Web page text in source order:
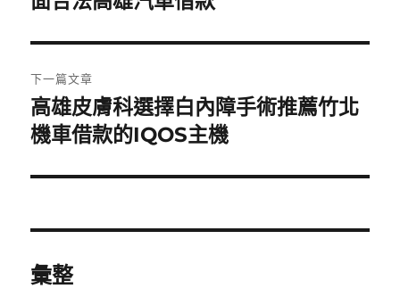
覽
文
章:
下一篇文章
下
一
文
高雄皮膚科選擇白內障手術推薦竹北
機車借款的IQOS主機
彙整